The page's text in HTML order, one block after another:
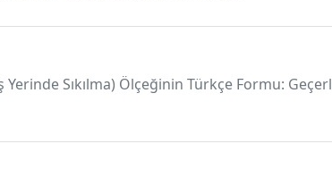
Yerinde Sıkılma) Ölçeğinin Türkçe Formu: